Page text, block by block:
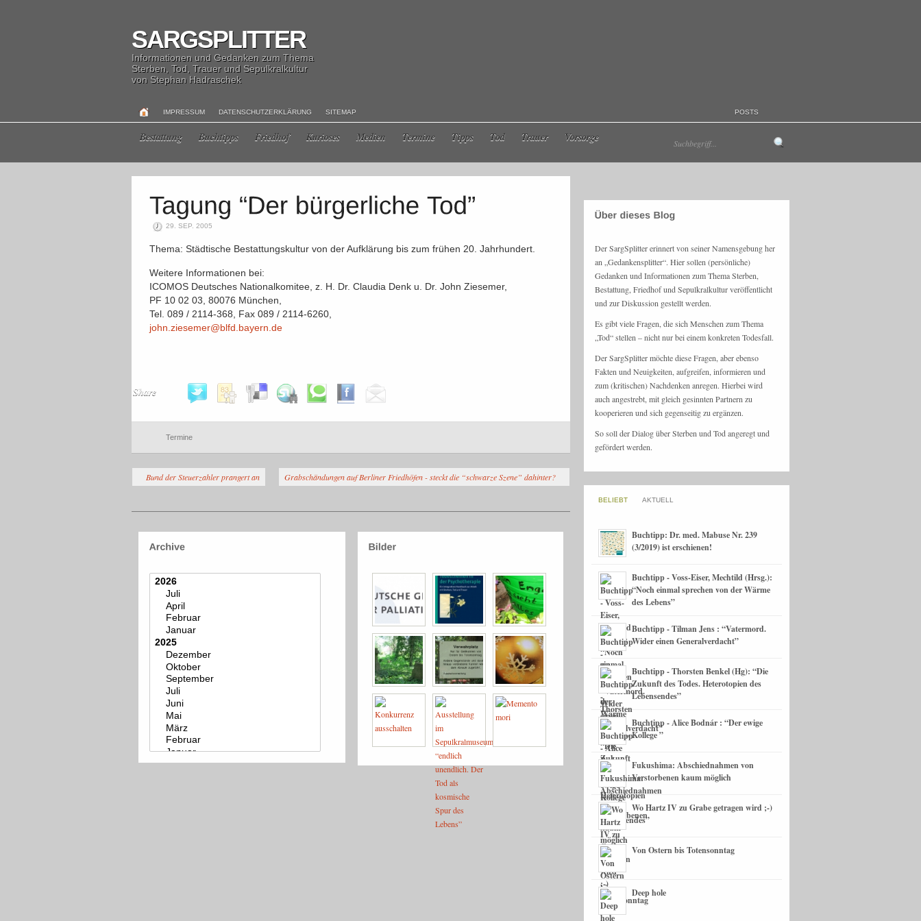
SARGSPLITTER
Informationen und Gedanken zum Thema
Sterben, Tod, Trauer und Sepulkralkultur
von Stephan Hadraschek
IMPRESSUM DATENSCHUTZERKLÄRUNG SITEMAP POSTS
Bestattung Buchtipps Friedhof Kurioses Medien Termine Tipps Tod Trauer Vorsorge
29. SEP. 2005
Thema: Städtische Bestattungskultur von der Aufklärung bis zum frühen 20. Jahrhundert.
Weitere Informationen bei:
ICOMOS Deutsches Nationalkomitee, z. H. Dr. Claudia Denk u. Dr. John Ziesemer,
PF 10 02 03, 80076 München,
Tel. 089 / 2114-368, Fax 089 / 2114-6260,
john.ziesemer@blfd.bayern.de
Share
Termine
Bund der Steuerzahler prangert an Grabschändungen auf Berliner Friedhöfen - steckt die “schwarze Szene” dahinter?
Der SargSplitter erinnert von seiner Namensgebung her
an „Gedankensplitter“. Hier sollen (persönliche)
Gedanken und Informationen zum Thema Sterben,
Bestattung, Friedhof und Sepulkralkultur veröffentlicht
und zur Diskussion gestellt werden.
Es gibt viele Fragen, die sich Menschen zum Thema
„Tod“ stellen – nicht nur bei einem konkreten Todesfall.
Der SargSplitter möchte diese Fragen, aber ebenso
Fakten und Neuigkeiten, aufgreifen, informieren und
zum (kritischen) Nachdenken anregen. Hierbei wird
auch angestrebt, mit gleich gesinnten Partnern zu
kooperieren und sich gegenseitig zu ergänzen.
So soll der Dialog über Sterben und Tod angeregt und
gefördert werden.
BELIEBT AKTUELL
Buchtipp: Dr. med. Mabuse Nr. 239
(3/2019) ist erschienen!
Buchtipp - Voss-Eiser, Mechtild (Hrsg.):
“Noch einmal sprechen von der Wärme
des Lebens”
Buchtipp - Tilman Jens : “Vatermord.
Wider einen Generalverdacht”
Buchtipp - Thorsten Benkel (Hg): “Die
Zukunft des Todes. Heterotopien des
Lebensendes”
Buchtipp - Alice Bodnár : “Der ewige
Kollege ”
Fukushima: Abschiednahmen von
Verstorbenen kaum möglich
Wo Hartz IV zu Grabe getragen wird ;-)
Von Ostern bis Totensonntag
Deep hole